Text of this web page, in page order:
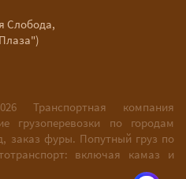
Слобода,
Транспортная компания
грузоперевозки по городам
заказ фуры. Попутный груз по
включая камаз и